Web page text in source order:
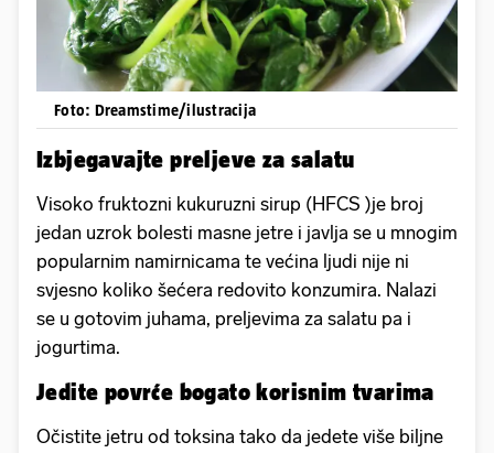
Foto: Dreamstime/ilustracija
Izbjegavajte preljeve za salatu
Visoko fruktozni kukuruzni sirup (HFCS )je broj
jedan uzrok bolesti masne jetre i javlja se u mnogim
popularnim namirnicama te većina ljudi nije ni
svjesno koliko šećera redovito konzumira. Nalazi
se u gotovim juhama, preljevima za salatu pa i
jogurtima.
Jedite povrće bogato korisnim tvarima
Očistite jetru od toksina tako da jedete više biljne